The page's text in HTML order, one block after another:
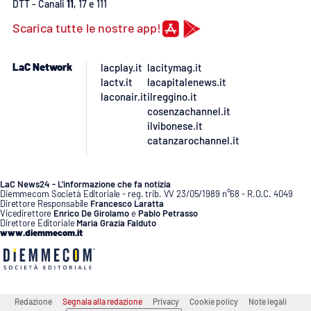
Lacplay.it
Laconair.it
Ilreggino.it
Cosenzachannel.it
Ilvibonese.it
DTT - Canali 11, 17 e 111
Scarica tutte le nostre app!
LaC Network
lacplay.it
lactv.it
laconair.it
lacitymag.it
lacapitalenews.it
ilreggino.it
cosenzachannel.it
ilvibonese.it
catanzarochannel.it
LaC News24 - L’informazione che fa notizia
Diemmecom Società Editoriale - reg. trib. VV 23/05/1989 n°68 - R.O.C. 4049
Direttore Responsabile Francesco Laratta
Vicedirettore Enrico De GirolamoePablo Petrasso
Direttore Editoriale Maria Grazia Falduto
www.diemmecom.it
Redazione Segnala alla redazione Privacy Cookie policy Note legali